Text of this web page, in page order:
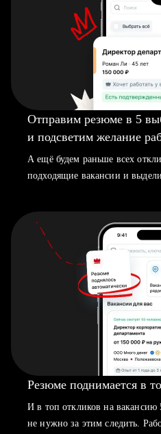
Отправим резюме в 5
и подсветим желание
А ещё будем раньше всех
подходящие вакансии и
Резюме поднимается в
И в топ откликов на
не нужно за этим следить.